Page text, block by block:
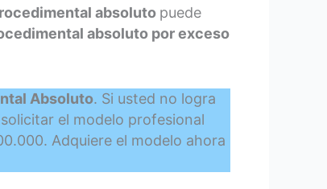
absoluto puede
absoluto por exceso
Absoluto. Si usted no logra
el modelo profesional
Adquiere el modelo ahora